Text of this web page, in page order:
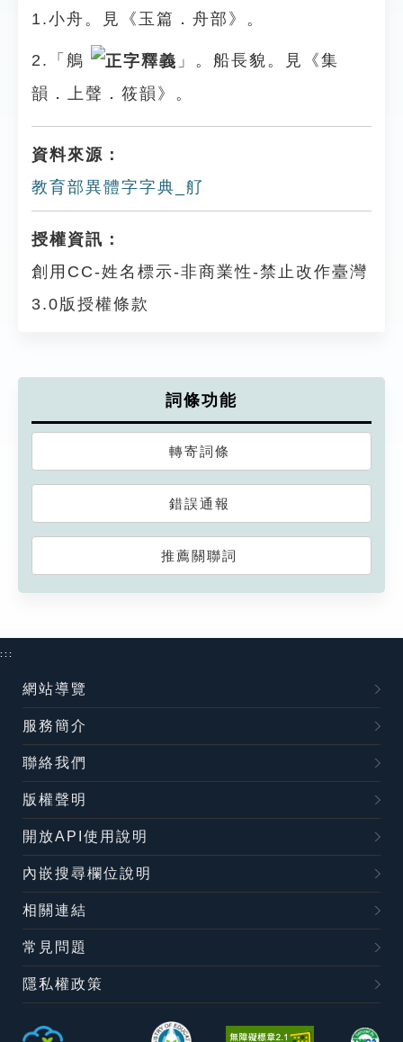
1.小舟。見《玉篇．舟部》。
2.「鵃
」。船長貌。見《集
韻．上聲．筱韻》。
資料來源：
教育部異體字字典_䑠
授權資訊：
創用CC-姓名標示-非商業性-禁止改作臺灣
3.0版授權條款
詞條功能
轉寄詞條
錯誤通報
推薦關聯詞
:::
網站導覽
服務簡介
聯絡我們
版權聲明
開放API使用說明
內嵌搜尋欄位說明
相關連結
常見問題
隱私權政策